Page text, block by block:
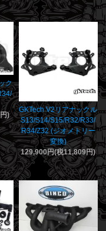
ク
)
GKTech V2リアナックル
S13/S14/S15/R32/R33/
R34/Z32 (ジオメトリー
変換)
129,900円(税11,809円)